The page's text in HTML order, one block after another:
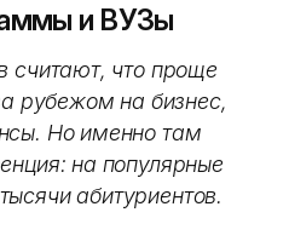
и ВУЗы
считают, что проще
рубежом на бизнес,
Но именно там
на популярные
абитуриентов.